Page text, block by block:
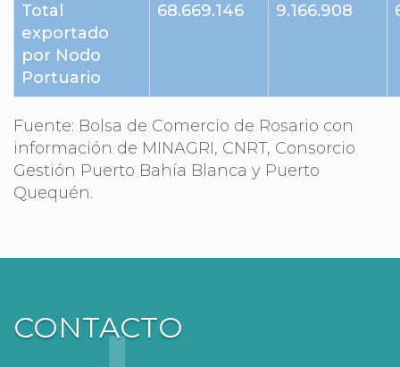
Total
exportado
por Nodo
Portuario
68.669.146 9.166.908
Fuente: Bolsa de Comercio de Rosario con
información de MINAGRI, CNRT, Consorcio
Gestión Puerto Bahía Blanca y Puerto
Quequén.
CONTACTO